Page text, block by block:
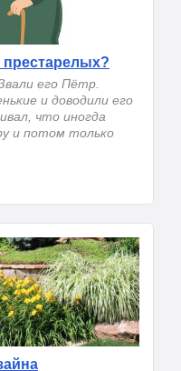
его Пётр.
и доводили его
что иногда
и потом только